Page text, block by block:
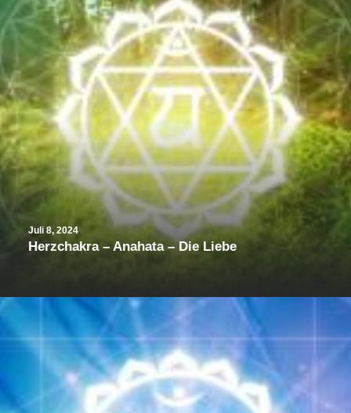
Juli 8, 2024
Herzchakra – Anahata – Die Liebe